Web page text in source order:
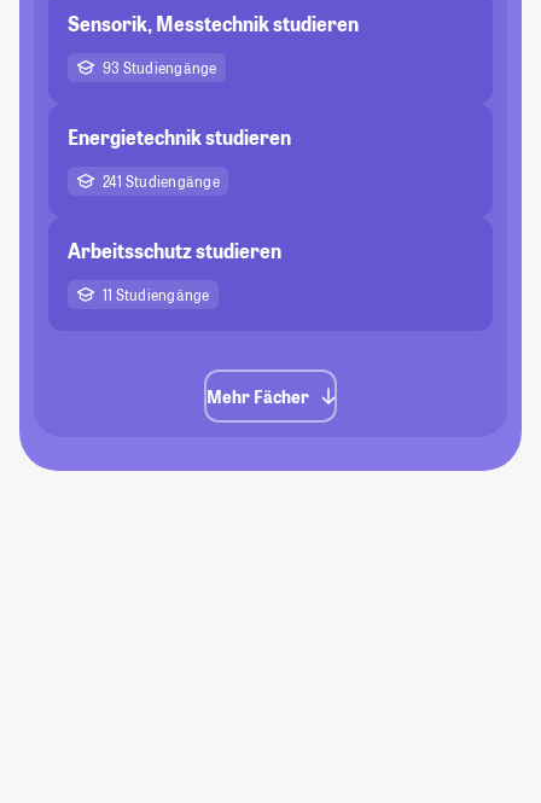
Sensorik, Messtechnik studieren
93 Studiengänge
Energietechnik studieren
241 Studiengänge
Arbeitsschutz studieren
11 Studiengänge
Mehr Fächer